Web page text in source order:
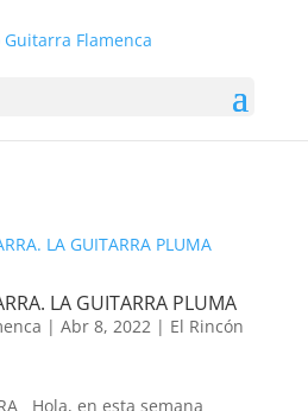
LA GUITARRA PLUMA
| Abr 8, 2022| El Rincón
Hola, en esta semana